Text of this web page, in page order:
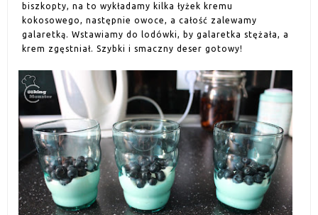
biszkopty, na to wykładamy kilka łyżek kremu
kokosowego, następnie owoce, a całość zalewamy
galaretką. Wstawiamy do lodówki, by galaretka stężała, a
krem zgęstniał. Szybki i smaczny deser gotowy!